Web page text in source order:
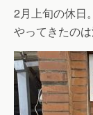
2月上旬の休日。
やってきたの